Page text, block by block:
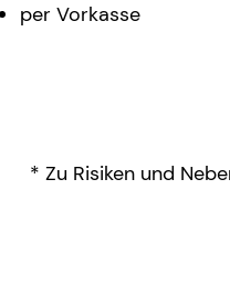
per Vorkasse
* Zu Risiken und